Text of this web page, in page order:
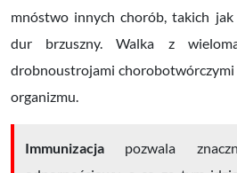
mnóstwo innych chorób, takich jak
dur brzuszny. Walka z
drobnoustrojami
organizmu.
Immunizacja pozwala